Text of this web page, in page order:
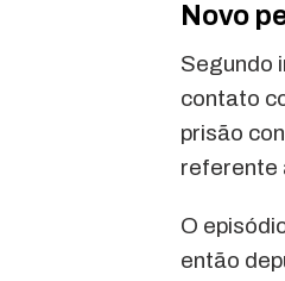
Novo
Segundo
contato
prisão
referente
O
então